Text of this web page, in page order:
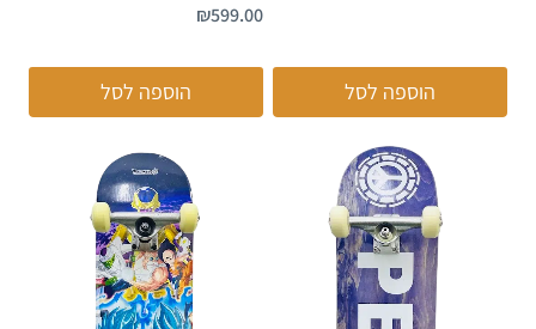
הוספה לסל
₪599.00
הוספה לסל